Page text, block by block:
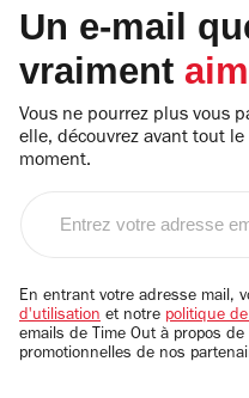
Un e-mail
vraiment
Vous ne pourrez plus vous
elle, découvrez avant tout
moment.
email
En entrant votre adresse mail,
d'utilisation et notre politique
emails de Time Out à propos
promotionnelles de nos